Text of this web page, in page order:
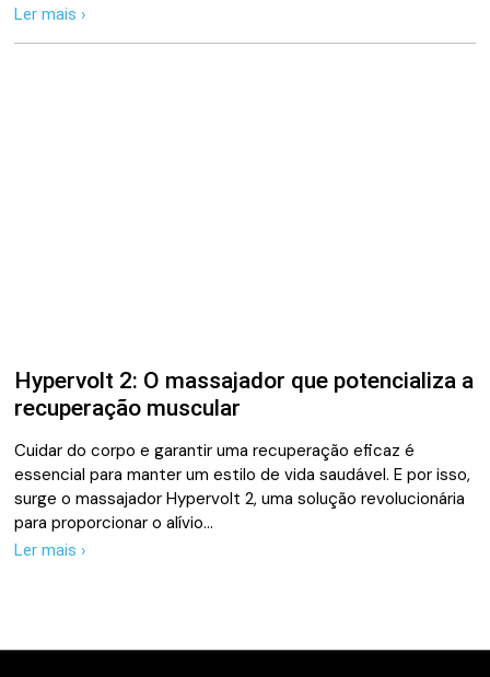
Ler mais ›
Hypervolt 2: O massajador que potencializa a
recuperação muscular
Cuidar do corpo e garantir uma recuperação eficaz é
essencial para manter um estilo de vida saudável. E por isso,
surge o massajador Hypervolt 2, uma solução revolucionária
para proporcionar o alívio…
Ler mais ›